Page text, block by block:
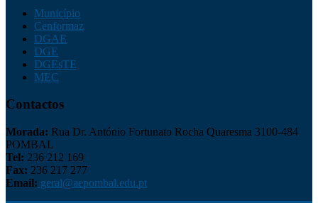
Município
Cenformaz
DGAE
DGE
DGEsTE
MEC
Contactos
Morada: Rua Dr. António Fortunato Rocha Quaresma 3100-484
POMBAL
Tel: 236 212 169
Fax: 236 217 277
Email: geral@aepombal.edu.pt